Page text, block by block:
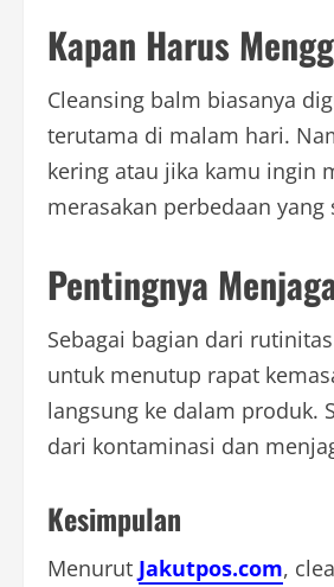
Kapan Harus
Cleansing balm biasanya
terutama di malam hari.
kering atau jika kamu ingin
merasakan perbedaan
Pentingnya
Sebagai bagian dari
untuk menutup rapat
langsung ke dalam produk.
dari kontaminasi dan
Kesimpulan
Menurut Jakutpos.com,